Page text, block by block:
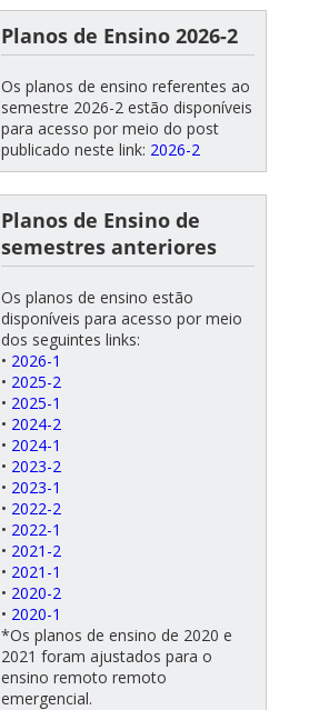
Planos de Ensino 2026-2
Os planos de ensino referentes ao
semestre 2026-2 estão disponíveis
para acesso por meio do post
publicado neste link: 2026-2
Planos de Ensino de
semestres anteriores
Os planos de ensino estão
disponíveis para acesso por meio
dos seguintes links:
• 2026-1
• 2025-2
• 2025-1
• 2024-2
• 2024-1
• 2023-2
• 2023-1
• 2022-2
• 2022-1
• 2021-2
• 2021-1
• 2020-2
• 2020-1
*Os planos de ensino de 2020 e
2021 foram ajustados para o
ensino remoto remoto
emergencial.